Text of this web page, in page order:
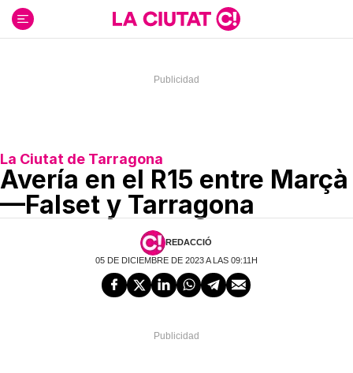
contenido
La Ciutat de Tarragona
Avería en el R15 entre Marçà
—Falset y Tarragona
REDACCIÓ
05 DE DICIEMBRE DE 2023 A LAS 09:11H